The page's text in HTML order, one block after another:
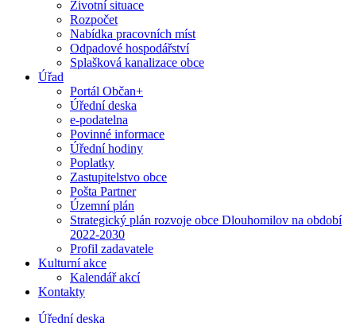
Životní situace
Rozpočet
Nabídka pracovních míst
Odpadové hospodářství
Splašková kanalizace obce
Úřad
Portál Občan+
Úřední deska
e-podatelna
Povinné informace
Úřední hodiny
Poplatky
Zastupitelstvo obce
Pošta Partner
Územní plán
Strategický plán rozvoje obce Dlouhomilov na období
2022-2030
Profil zadavatele
Kulturní akce
Kalendář akcí
Kontakty
Úřední deska